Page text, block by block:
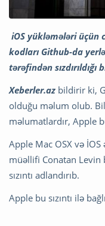
iOS yükləmələri üçün
kodları Github-da
tərəfindən sızdırıldığı
Xeberler.az bildirir ki,
olduğu məlum olub.
məlumatlardır, Apple
Apple Mac OSX və
müəllifi Conatan
sızıntı adlandırıb.
Apple bu sızıntı ilə